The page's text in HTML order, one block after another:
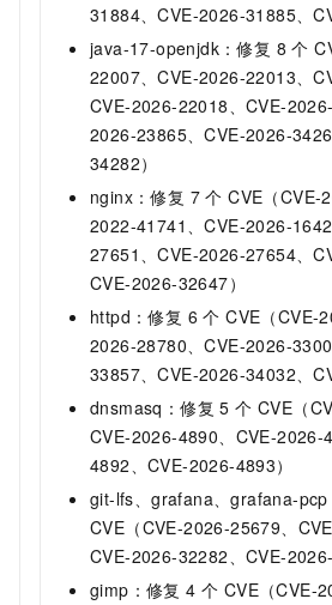
31884、CVE-2026-31885、
java-17-openjdk：修复 8 个
22007、CVE-2026-22013、
CVE-2026-22018、CVE-
2026-23865、CVE-2026-
34282）
nginx：修复 7 个 CVE（CVE-
2022-41741、CVE-2026-
27651、CVE-2026-27654、
CVE-2026-32647）
httpd：修复 6 个 CVE（CVE-
2026-28780、CVE-2026-
33857、CVE-2026-34032、
dnsmasq：修复 5 个 CVE（
CVE-2026-4890、CVE-2026-
4892、CVE-2026-4893）
git-lfs、grafana、grafana-pcp
CVE（CVE-2026-25679、
CVE-2026-32282、CVE-2026-
gimp：修复 4 个 CVE（CVE-